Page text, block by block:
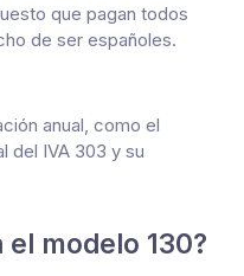
que pagan todos
de ser españoles.
anual, como el
del IVA 303 y su
modelo 130?